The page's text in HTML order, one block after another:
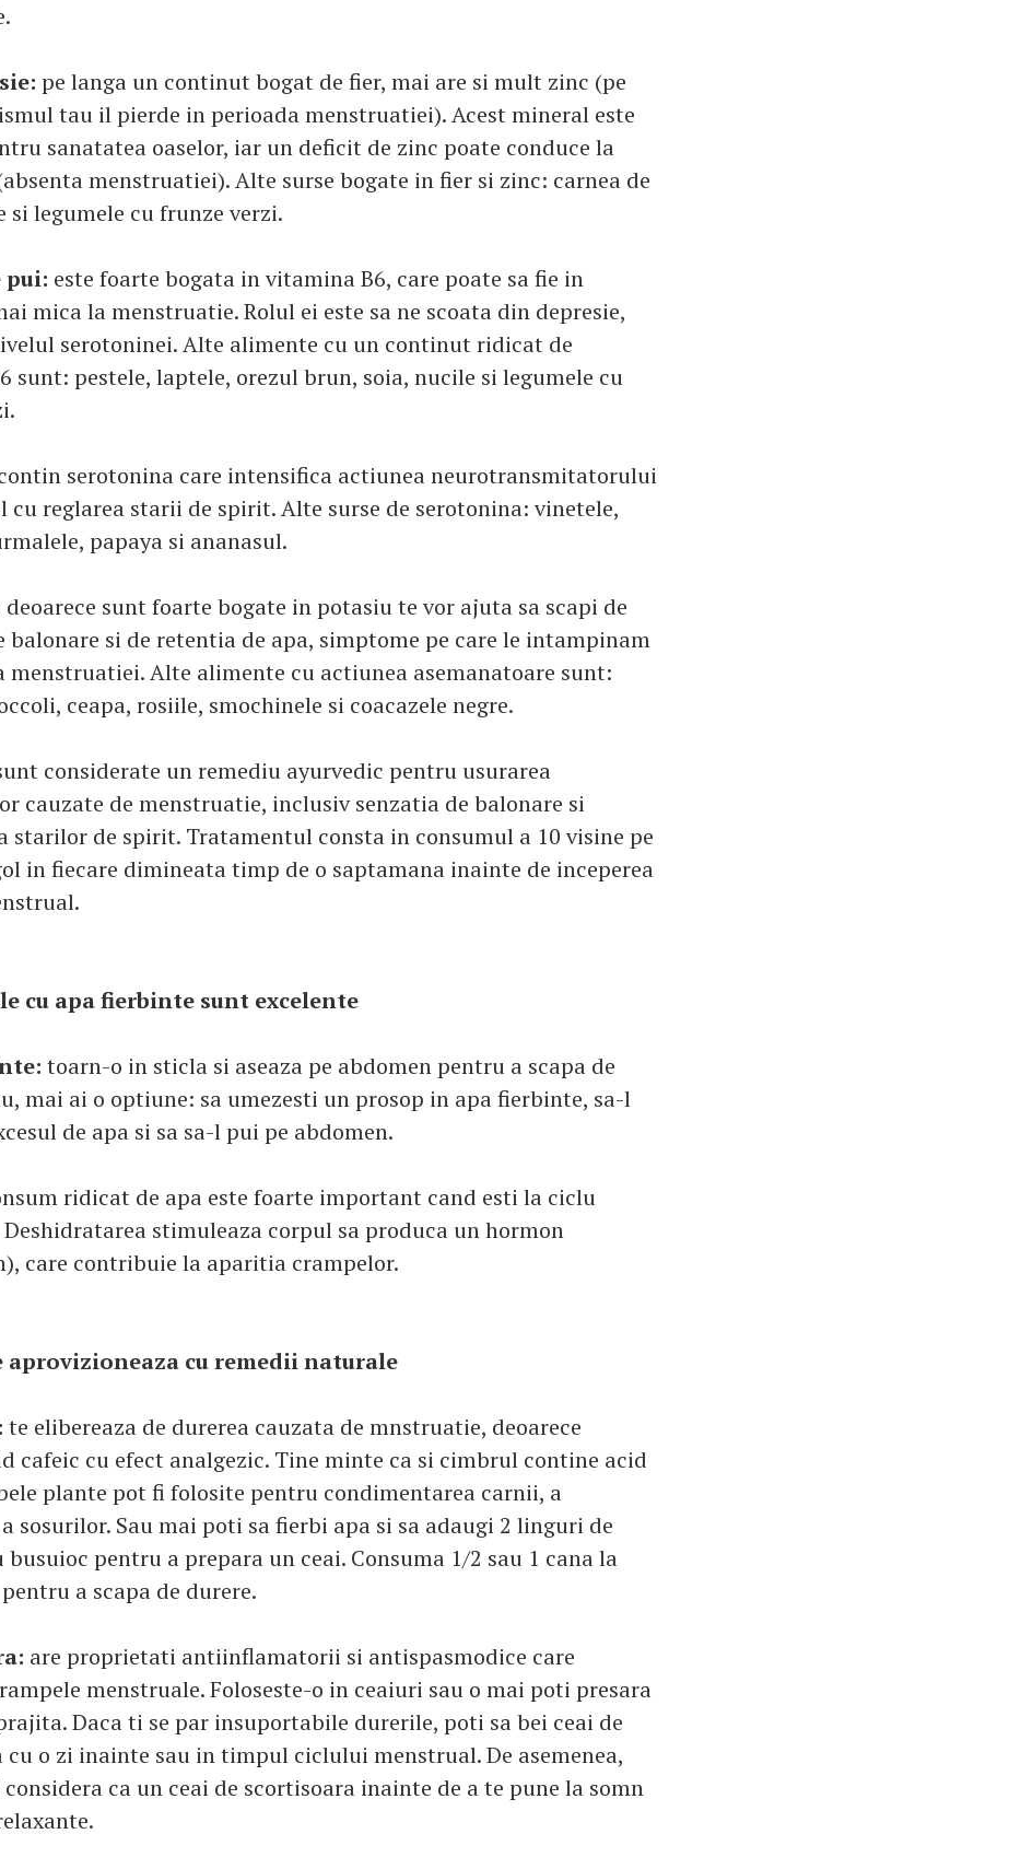
pe langa un continut bogat de fier, mai are si mult zinc (pe
tau il pierde in perioada menstruatiei). Acest mineral este
sanatatea oaselor, iar un deficit de zinc poate conduce la
menstruatiei). Alte surse bogate in fier si zinc: carnea de
si legumele cu frunze verzi.
pui: este foarte bogata in vitamina B6, care poate sa fie in
mica la menstruatie. Rolul ei este sa ne scoata din depresie,
serotoninei. Alte alimente cu un continut ridicat de
sunt: pestele, laptele, orezul brun, soia, nucile si legumele cu
serotonina care intensifica actiunea neurotransmitatorului
cu reglarea starii de spirit. Alte surse de serotonina: vinetele,
papaya si ananasul.
deoarece sunt foarte bogate in potasiu te vor ajuta sa scapi de
balonare si de retentia de apa, simptome pe care le intampinam
menstruatiei. Alte alimente cu actiunea asemanatoare sunt:
ceapa, rosiile, smochinele si coacazele negre.
considerate un remediu ayurvedic pentru usurarea
cauzate de menstruatie, inclusiv senzatia de balonare si
starilor de spirit. Tratamentul consta in consumul a 10 visine pe
in fiecare dimineata timp de o saptamana inainte de inceperea
cu apa fierbinte sunt excelente
toarn-o in sticla si aseaza pe abdomen pentru a scapa de
mai ai o optiune: sa umezesti un prosop in apa fierbinte, sa-l
de apa si sa sa-l pui pe abdomen.
ridicat de apa este foarte important cand esti la ciclu
stimuleaza corpul sa produca un hormon
care contribuie la aparitia crampelor.
aprovizioneaza cu remedii naturale
te elibereaza de durerea cauzata de mnstruatie, deoarece
cafeic cu efect analgezic. Tine minte ca si cimbrul contine acid
plante pot fi folosite pentru condimentarea carnii, a
sosurilor. Sau mai poti sa fierbi apa si sa adaugi 2 linguri de
busuioc pentru a prepara un ceai. Consuma 1/2 sau 1 cana la
a scapa de durere.
are proprietati antiinflamatorii si antispasmodice care
menstruale. Foloseste-o in ceaiuri sau o mai poti presara
Daca ti se par insuportabile durerile, poti sa bei ceai de
cu o zi inainte sau in timpul ciclului menstrual. De asemenea,
ca un ceai de scortisoara inainte de a te pune la somn